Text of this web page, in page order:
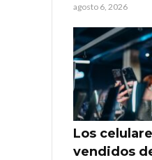
agosto 6, 2026
Los
vendidos